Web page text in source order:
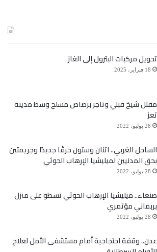
تحويل مركبات البترول إلى الغاز
18 فبراير، 2025
مقتل شيخ قبلي وتاجر برصاص مسلح وسط مدينة
تعز
28 يوليو، 2022
الساحل الغربي.. اثنان وستون خرقًا جديدًا وجريمتين
بحق المدنيين لميليشيا الإرهاب الحوثي
28 يوليو، 2022
صنعاء.. ميليشيا الإرهاب الحوثي تسطو على منزل
بربماني مؤتمري
28 يوليو، 2022
عدن.. وقفة احتجاجية أمام مستشفى الأمل لعلاج